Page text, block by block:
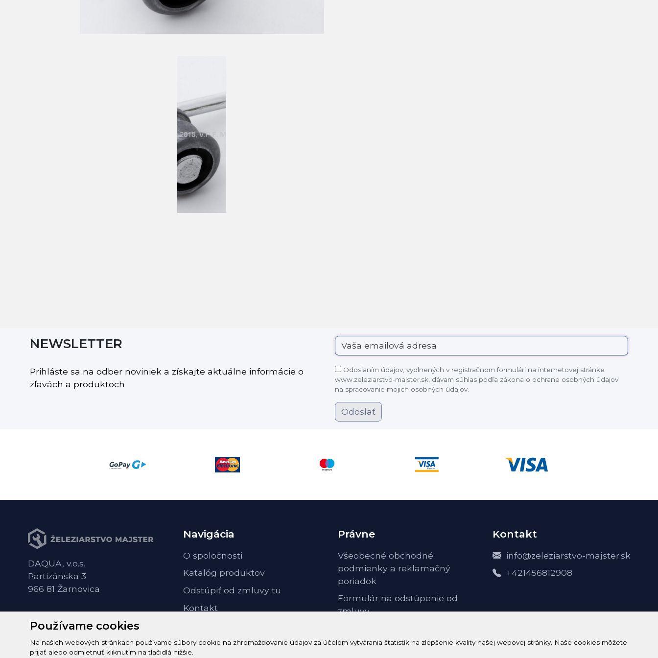
NEWSLETTER
Prihláste sa na odber noviniek a získajte aktuálne informácie o
zľavách a produktoch
Odoslaním údajov, vyplnených v registračnom formulári na internetovej stránke
www.zeleziarstvo-majster.sk, dávam súhlas podľa zákona o ochrane osobných údajov
na spracovanie mojich osobných údajov.
Odoslať
Používame cookies
Na našich webových stránkach používame súbory cookie na zhromažďovanie údajov za účelom vytvárania štatistík na zlepšenie kvality našej webovej stránky. Naše cookies môžete
prijať alebo odmietnuť kliknutím na tlačidlá nižšie.
DAQUA, v.o.s.
Partizánska 3
966 81 Žarnovica
Navigácia
O spoločnosti
Katalóg produktov
Odstúpiť od zmluvy tu
Kontakt
Právne
Všeobecné obchodné
podmienky a reklamačný
poriadok
Formulár na odstúpenie od
zmluvy
poučenie
Kontakt
info@zeleziarstvo-majster.sk
+421456812908